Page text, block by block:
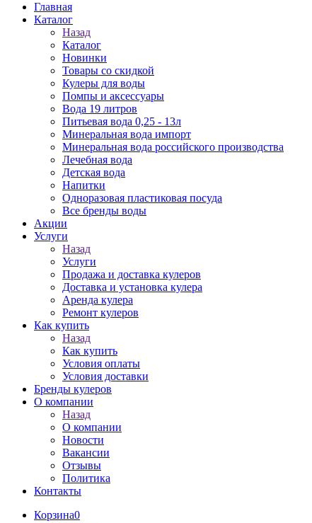
Главная
Каталог
Назад
Каталог
Новинки
Товары со скидкой
Кулеры для воды
Помпы и аксессуары
Вода 19 литров
Питьевая вода 0,25 - 13л
Минеральная вода импорт
Минеральная вода российского производства
Лечебная вода
Детская вода
Напитки
Одноразовая пластиковая посуда
Все бренды воды
Акции
Услуги
Назад
Услуги
Продажа и доставка кулеров
Доставка и установка кулера
Аренда кулера
Ремонт кулеров
Как купить
Назад
Как купить
Условия оплаты
Условия доставки
Бренды кулеров
О компании
Назад
О компании
Новости
Вакансии
Отзывы
Политика
Контакты
Корзина0